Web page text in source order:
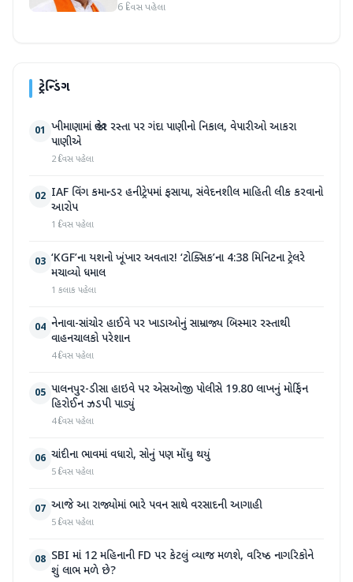
6 દિવસ પહેલા
ટ્રેન્ડિંગ
01 ખીમાણામાં જાહેર રસ્તા પર ગંદા પાણીનો નિકાલ, વેપારીઓ આકરા
પાણીએ
2 દિવસ પહેલા
02 IAF વિંગ કમાન્ડર હનીટ્રેપમાં ફસાયા, સંવેદનશીલ માહિતી લીક કરવાનો
આરોપ
1 દિવસ પહેલા
03 ‘KGF’ના યશનો ખૂંખાર અવતાર! ‘ટોક્સિક’ના 4:38 મિનિટના ટ્રેલરે
મચાવ્યો ધમાલ
1 કલાક પહેલા
04 નેનાવા-સાંચોર હાઈવે પર ખાડાઓનું સામ્રાજ્ય બિસ્માર રસ્તાથી
વાહનચાલકો પરેશાન
4 દિવસ પહેલા
05 પાલનપુર-ડીસા હાઇવે પર એસઓજી પોલીસે 19.80 લાખનું મોર્ફિન
હિરોઈન ઝડપી પાડ્યું
4 દિવસ પહેલા
06 ચાંદીના ભાવમાં વધારો, સોનું પણ મોંઘુ થયું
5 દિવસ પહેલા
07 આજે આ રાજ્યોમાં ભારે પવન સાથે વરસાદની આગાહી
5 દિવસ પહેલા
08 SBI માં 12 મહિનાની FD પર કેટલું વ્યાજ મળશે, વરિષ્ઠ નાગરિકોને
શું લાભ મળે છે?